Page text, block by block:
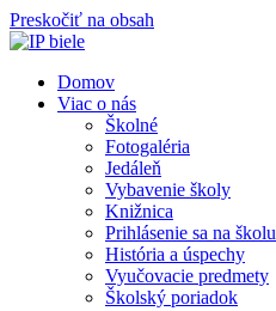
Preskočiť na obsah
Domov
Viac o nás
Školné
Fotogaléria
Jedáleň
Vybavenie školy
Knižnica
Prihlásenie sa na školu
História a úspechy
Vyučovacie predmety
Školský poriadok